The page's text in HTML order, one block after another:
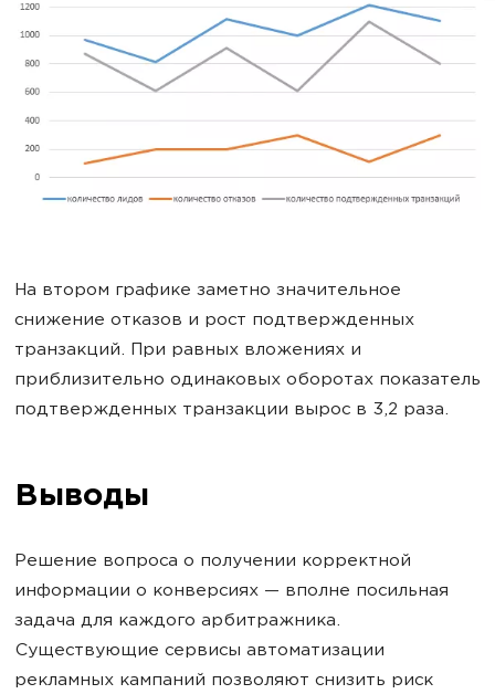
На втором графике заметно значительное
снижение отказов и рост подтвержденных
транзакций. При равных вложениях и
приблизительно одинаковых оборотах показатель
подтвержденных транзакции вырос в 3,2 раза.
Выводы
Решение вопроса о получении корректной
информации о конверсиях — вполне посильная
задача для каждого арбитражника.
Существующие сервисы автоматизации
рекламных кампаний позволяют снизить риск